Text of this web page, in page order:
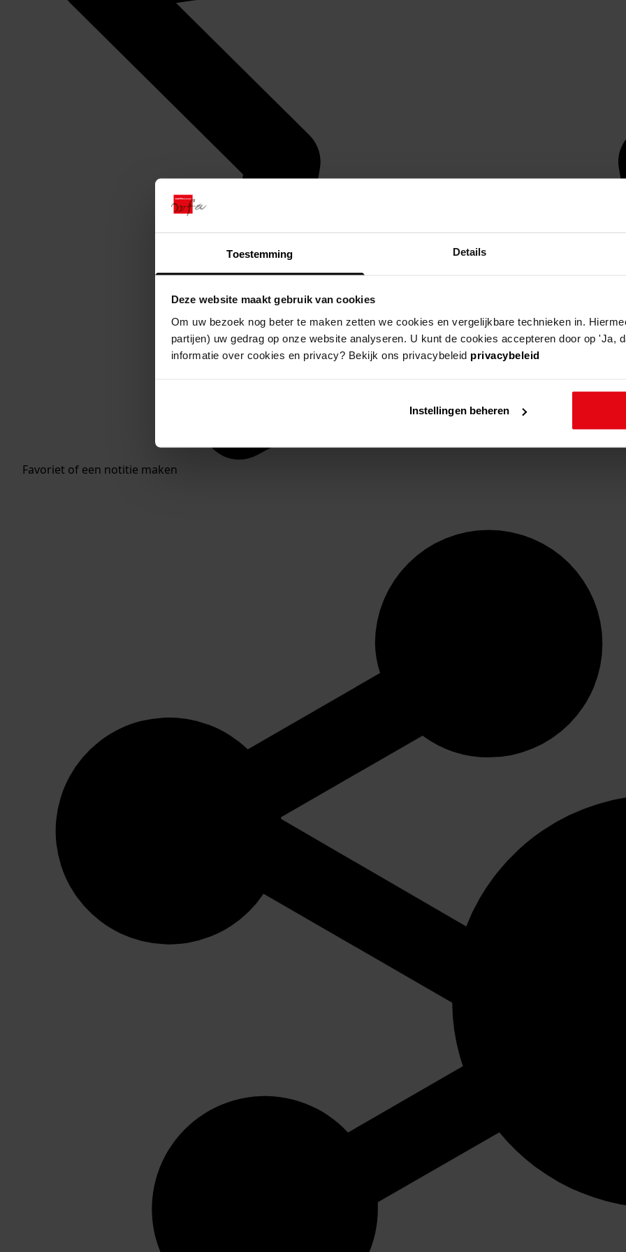
Toestemming Details
Deze website maakt gebruik van cookies
Om uw bezoek nog beter te maken zetten we cookies en vergelijkbare technieken in.
partijen) uw gedrag op onze website analyseren. U kunt de cookies accepteren door op 'Ja,
informatie over cookies en privacy? Bekijk ons privacybeleid privacybeleid
Instellingen beheren
Favoriet of een notitie maken